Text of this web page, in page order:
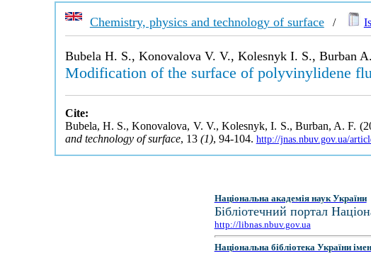
Chemistry, physics and technology of surface/
Bubela H. S., Konovalova V. V., Kolesnyk I. S., Burban
Modification of the surface of polyvinylidene
Cite:
Bubela, H. S., Konovalova, V. V., Kolesnyk, I. S., Burban, A. F.
and technology of surface, 13 (1), 94-104. http://jnas.nbuv.gov.ua/
Національна академія наук України
Бібліотечний портал
http://libnas.nbuv.gov.ua
Національна бібліотека України